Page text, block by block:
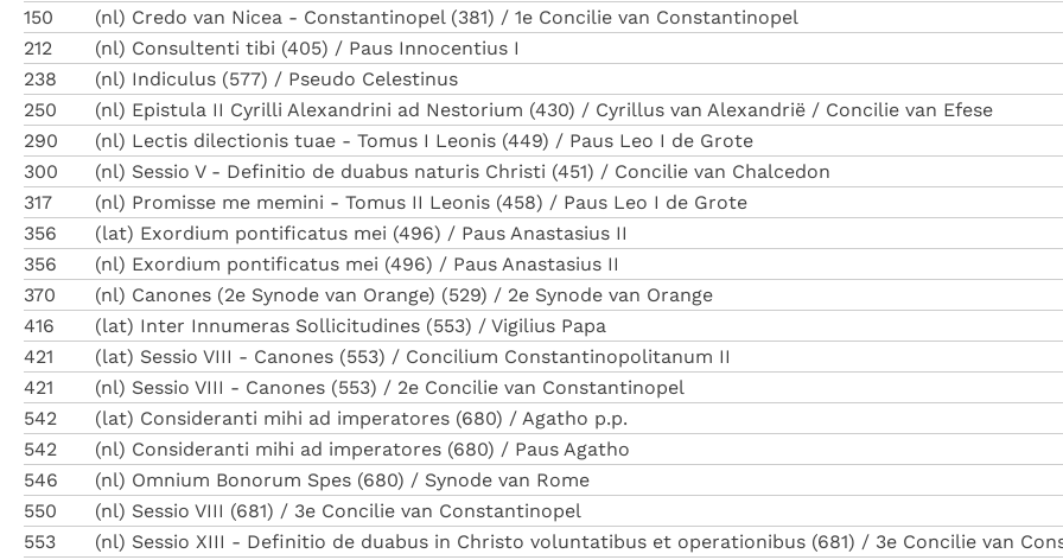
150
(nl) Credo van Nicea - Constantinopel (381) / 1e Concilie van Constantinopel
212
(nl) Consultenti tibi (405) / Paus Innocentius I
238
(nl) Indiculus (577) / Pseudo Celestinus
250
(nl) Epistula II Cyrilli Alexandrini ad Nestorium (430) / Cyrillus van Alexandrië / Concilie van Efese
290
(nl) Lectis dilectionis tuae - Tomus I Leonis (449) / Paus Leo I de Grote
300
(nl) Sessio V - Definitio de duabus naturis Christi (451) / Concilie van Chalcedon
317
(nl) Promisse me memini - Tomus II Leonis (458) / Paus Leo I de Grote
356
(lat) Exordium pontificatus mei (496) / Paus Anastasius II
356
(nl) Exordium pontificatus mei (496) / Paus Anastasius II
370
(nl) Canones (2e Synode van Orange) (529) / 2e Synode van Orange
416
(lat) Inter Innumeras Sollicitudines (553) / Vigilius Papa
421
(lat) Sessio VIII - Canones (553) / Concilium Constantinopolitanum II
421
(nl) Sessio VIII - Canones (553) / 2e Concilie van Constantinopel
542
(lat) Consideranti mihi ad imperatores (680) / Agatho p.p.
542
(nl) Consideranti mihi ad imperatores (680) / Paus Agatho
546
(nl) Omnium Bonorum Spes (680) / Synode van Rome
550
(nl) Sessio VIII (681) / 3e Concilie van Constantinopel
553
(nl) Sessio XIII - Definitio de duabus in Christo voluntatibus et operationibus (681) / 3e Concilie van